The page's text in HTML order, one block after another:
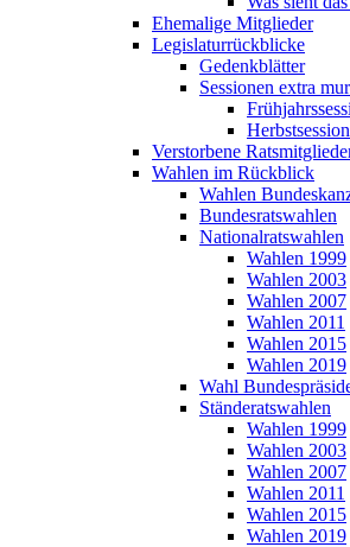
Ehemalige Mitglieder
Legislaturrückblicke
Gedenkblätter
Sessionen extra
Verstorbene
Wahlen im Rückblick
Wahlen
Bundesratswahlen
Nationalratswahlen
Wahlen 1999
Wahlen 2003
Wahlen 2007
Wahlen 2011
Wahlen 2015
Wahlen 2019
Wahl
Ständeratswahlen
Wahlen 1999
Wahlen 2003
Wahlen 2007
Wahlen 2011
Wahlen 2015
Wahlen 2019